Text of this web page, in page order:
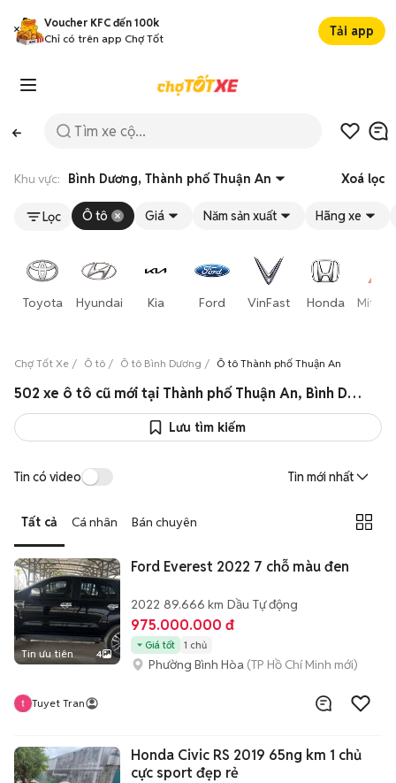
Voucher KFC đến 100k
Chỉ có trên app Chợ Tốt
Tải app
Khu vực: Bình Dương, Thành phố Thuận An Xoá lọc
Lọc Ô tô Giá Năm sản xuất Hãng xe
Toyota Hyundai Kia Ford VinFast Honda
Chợ Tốt Xe Ô tô Ô tô Bình Dương Ô tô Thành phố Thuận An
502 xe ô tô cũ mới tại Thành phố Thuận An, Bình Dương 08/2026
Lưu tìm kiếm
Tin có video Tin mới nhất
Tất cả Cá nhân Bán chuyên
Tin ưu tiên 4
Ford Everest 2022 7 chỗ màu đen
2022 89.666 km Dầu Tự động
975.000.000 đ
Giá tốt 1 chủ
Phường Bình Hòa (TP Hồ Chí Minh mới)
Tuyet Tran
Honda Civic RS 2019 65ng km 1 chủ
cực sport đẹp rẻ